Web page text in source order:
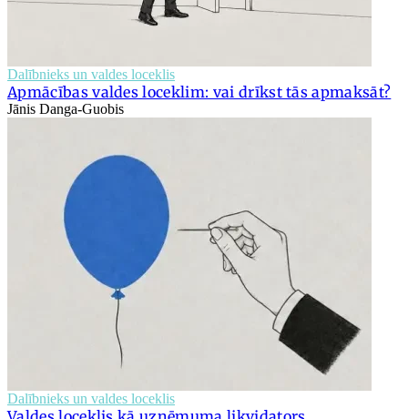
Dalībnieks un valdes loceklis
Apmācības valdes loceklim: vai drīkst tās apmaksāt?
Jānis Danga-Guobis
Dalībnieks un valdes loceklis